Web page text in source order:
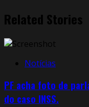
Related Stories
Notícias
PF acha foto de
do caso INSS.